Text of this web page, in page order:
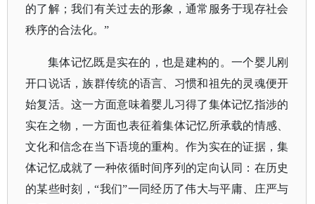
的了解；我们有关过去的形象，通常服务于现存社会
秩序的合法化。”
集体记忆既是实在的，也是建构的。 一个婴儿刚
开口说话，族群传统的语言、习惯和祖先的灵魂便开
始复活。这一方面意味着婴儿习得了集体记忆指涉的
实在之物，一方面也表征着集体记忆所承载的情感、
文化和信念在当下语境的重构。 作为实在的证据，集
体记忆成就了一种依循时间序列的定向认同：在历史
的某些时刻，“我们”一同经历了伟大与平庸、庄严与